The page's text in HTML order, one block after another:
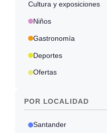
Cultura y exposiciones
Niños
Gastronomía
Deportes
Ofertas
POR LOCALIDAD
Santander